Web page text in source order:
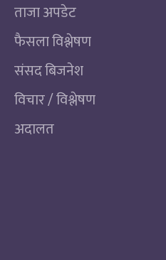
ताजा अपडेट
फैसला विश्लेषण
संसद बिजनेश
विचार / विश्लेषण
अदालत